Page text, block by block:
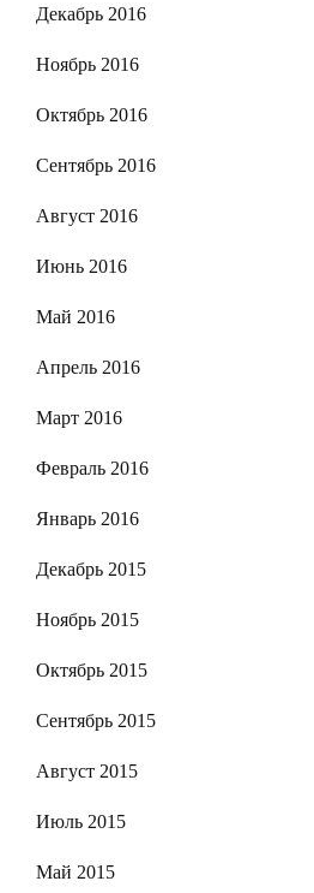
Декабрь 2016
Ноябрь 2016
Октябрь 2016
Сентябрь 2016
Август 2016
Июнь 2016
Май 2016
Апрель 2016
Март 2016
Февраль 2016
Январь 2016
Декабрь 2015
Ноябрь 2015
Октябрь 2015
Сентябрь 2015
Август 2015
Июль 2015
Май 2015